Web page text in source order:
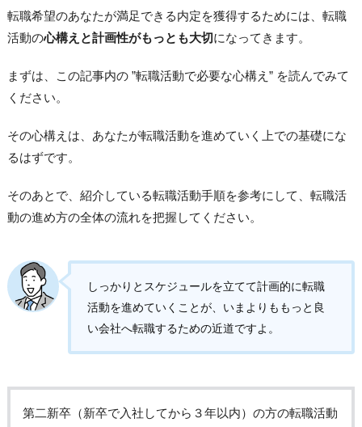
転職希望のあなたが満足できる内定を獲得するためには、転職
活動の心構えと計画性がもっとも大切になってきます。
まずは、この記事内の ”転職活動で必要な心構え” を読んでみて
ください。
その心構えは、あなたが転職活動を進めていく上での基礎にな
るはずです。
そのあとで、紹介している転職活動手順を参考にして、転職活
動の進め方の全体の流れを把握してください。
しっかりとスケジュールを立てて計画的に転職
活動を進めていくことが、いまよりももっと良
い会社へ転職するための近道ですよ。
第二新卒（新卒で入社してから３年以内）の方の転職活動